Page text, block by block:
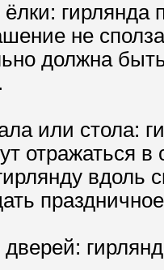
гирлянда
не
должна
или стола:
отражаться
вдоль